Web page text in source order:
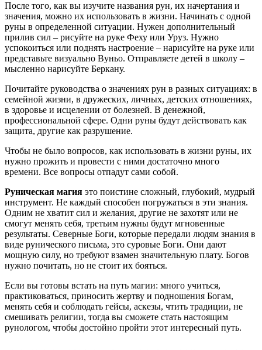
После того, как вы изучите названия рун, их начертания и
значения, можно их использовать в жизни. Начинать с одной
руны в определенной ситуации. Нужен дополнительный
прилив сил – рисуйте на руке Феху или Уруз. Нужно
успокоиться или поднять настроение – нарисуйте на руке или
представьте визуально Вуньо. Отправляете детей в школу –
мысленно нарисуйте Беркану.
Почитайте руководства о значениях рун в разных ситуациях: в
семейной жизни, в дружеских, личных, детских отношениях,
в здоровье и исцелении от болезней. В денежной,
профессиональной сфере. Одни руны будут действовать как
защита, другие как разрушение.
Чтобы не было вопросов, как использовать в жизни руны, их
нужно прожить и провести с ними достаточно много
времени. Все вопросы отпадут сами собой.
Руническая магия это поистине сложный, глубокий, мудрый
инструмент. Не каждый способен погружаться в эти знания.
Одним не хватит сил и желания, другие не захотят или не
смогут менять себя, третьим нужны будут мгновенные
результаты. Северные Боги, которые передали людям знания в
виде рунического письма, это суровые Боги. Они дают
мощную силу, но требуют взамен значительную плату. Богов
нужно почитать, но не стоит их бояться.
Если вы готовы встать на путь магии: много учиться,
практиковаться, приносить жертву и подношения Богам,
менять себя и соблюдать гейсы, аскезы, чтить традиции, не
смешивать религии, тогда вы сможете стать настоящим
рунологом, чтобы достойно пройти этот интересный путь.